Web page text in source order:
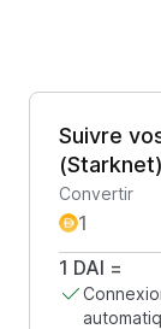
Suivre
(Starknet)
Convertir
1 DAI =